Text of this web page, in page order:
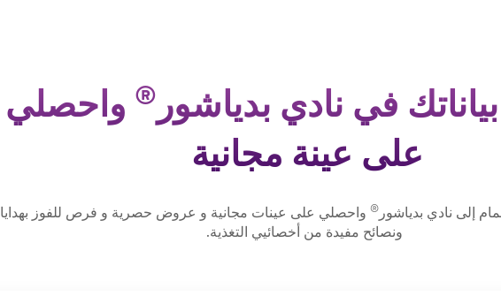
في نادي بدياشور ® واحصلي
على عينة مجانية
إلى نادي بدياشور® واحصلي على عينات مجانية و عروض حصرية و فرص للفوز بهدايا
ونصائح مفيدة من أخصائيي التغذية.